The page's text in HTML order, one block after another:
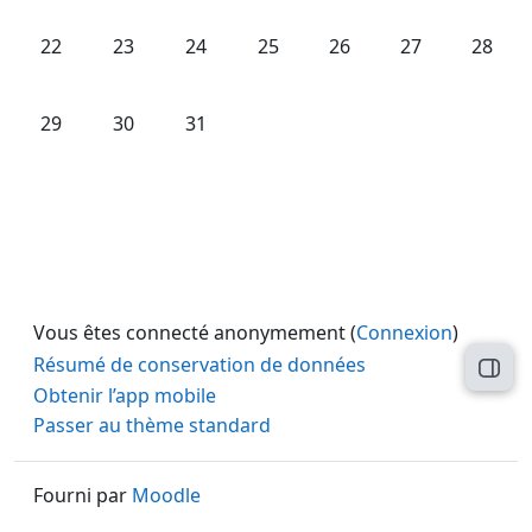
Aucun événement, lundi 22 décembre
22 Aucun événement, mardi 23 décembre
23 Aucun événement, mercredi 24
24 Aucun événement, jeudi 25
25 Aucun événement,
26 Aucun
27 28
Aucun événement, lundi 29 décembre
29 Aucun événement, mardi 30 décembre
30 Aucun événement, mercredi 31
31
Vous êtes connecté anonymement (Connexion)
Résumé de conservation de données
Obtenir l’app mobile
Passer au thème standard
Fourni par Moodle